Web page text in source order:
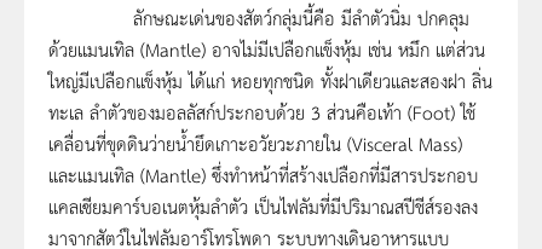
ลักษณะเด่นของสัตว์กลุ่มนี้คือ มีลำตัวนิ่ม ปกคลุม
ด้วยแมนเทิล (Mantle) อาจไม่มีเปลือกแข็งหุ้ม เช่น หมึก แต่ส่วน
ใหญ่มีเปลือกแข็งหุ้ม ได้แก่ หอยทุกชนิด ทั้งฝาเดียวและสองฝา ลิ่น
ทะเล ลำตัวของมอลลัสก์ประกอบด้วย 3 ส่วนคือเท้า (Foot) ใช้
เคลื่อนที่ขุดดินว่ายน้ำยึดเกาะอวัยวะภายใน (Visceral Mass)
และแมนเทิล (Mantle) ซึ่งทำหน้าที่สร้างเปลือกที่มีสารประกอบ
แคลเซียมคาร์บอเนตหุ้มลำตัว เป็นไฟลัมที่มีปริมาณสปีชีส์รองลง
มาจากสัตว์ในไฟลัมอาร์โทรโพดา ระบบทางเดินอาหารแบบ